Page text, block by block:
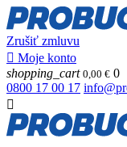
Zrušiť zmluvu
 Moje konto
shopping_cart 0,00 € 0
0800 17 00 17
